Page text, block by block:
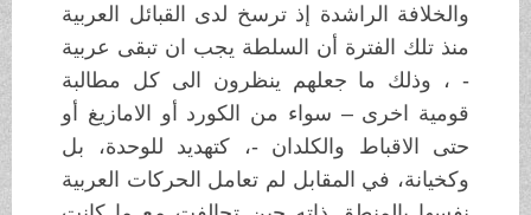
والخلافة الراشدة إذ ترسخ لدى القبائل العربية
منذ تلك الفترة أن السلطة يجب ان تبقى عربية
- ، وذلك ما جعلهم ينظرون الى كل مطالبة
قومية اخرى – سواء من الكورد أو الامازيغ أو
حتى الاقباط والكلدان -، كتهديد للوحدة، بل
وكخيانة، في المقابل لم تعامل الحركات العربية